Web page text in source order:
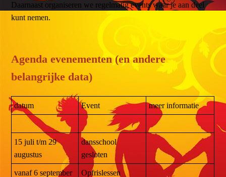
Daarnaast organiseren we regelmatig events waar je aan deel
kunt nemen.
Agenda evenementen (en andere
belangrijke data)
datum Event meer informatie
15 juli t/m 29
augustus
dansschool
gesloten
vanaf 6 september
Opfrislessen